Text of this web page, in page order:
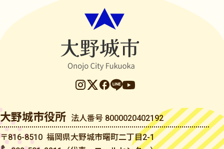
大野城市役所 法人番号 8000020402192
〒816-8510 福岡県大野城市曙町二丁目2-1